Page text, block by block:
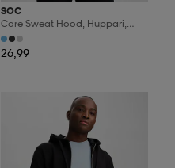
SOC
Core Sweat Hood, Huppari,
Miesten
26,99
Valitse 2, maksa 44,99€